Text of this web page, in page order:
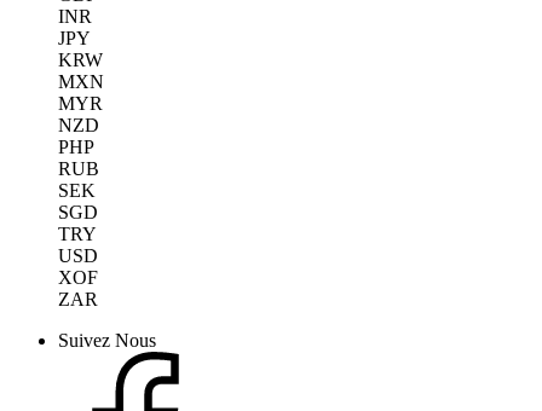
INR
JPY
KRW
MXN
MYR
NZD
PHP
RUB
SEK
SGD
TRY
USD
XOF
ZAR
Suivez Nous